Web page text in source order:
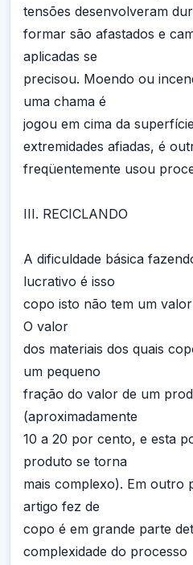
tensões desenvolveram
formar são afastados e
aplicadas se
precisou. Moendo ou
uma chama é
jogou em cima da
extremidades afiadas, é
freqüentemente usou
III. RECICLANDO
A dificuldade básica
lucrativo é isso
copo isto não tem um
O valor
dos materiais dos quais
um pequeno
fração do valor de um
(aproximadamente
10 a 20 por cento, e esta
produto se torna
mais complexo). Em outro
artigo fez de
copo é em grande parte
complexidade do processo